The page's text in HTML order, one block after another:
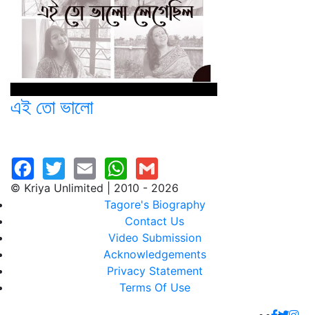
এই তো ভালো
© Kriya Unlimited | 2010 - 2026
Tagore's Biography
Contact Us
Video Submission
Acknowledgements
Privacy Statement
Terms Of Use